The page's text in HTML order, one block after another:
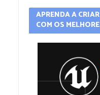
APRENDA A
COM OS